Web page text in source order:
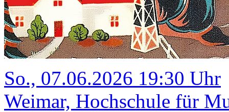
So., 07.06.2026 19:30 Uhr
Weimar, Hochschule für